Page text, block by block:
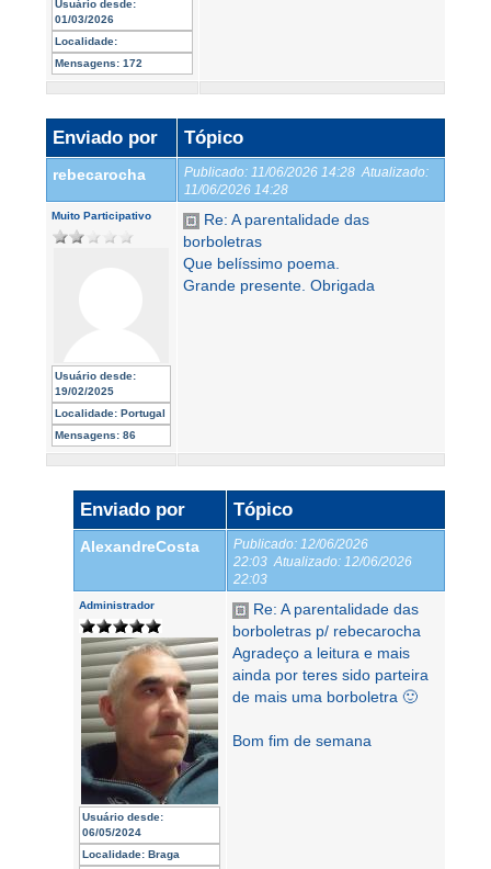
Usuário desde:
01/03/2026
Localidade:
Mensagens: 172
Enviado por Tópico
rebecarocha Publicado: 11/06/2026 14:28 Atualizado:
11/06/2026 14:28
Muito Participativo
Usuário desde:
19/02/2025
Localidade: Portugal
Mensagens: 86
Re: A parentalidade das
borboletras
Que belíssimo poema.
Grande presente. Obrigada
Enviado por Tópico
AlexandreCosta Publicado: 12/06/2026
22:03 Atualizado: 12/06/2026
22:03
Administrador
Usuário desde:
06/05/2024
Localidade: Braga
Re: A parentalidade das
borboletras p/ rebecarocha
Agradeço a leitura e mais
ainda por teres sido parteira
de mais uma borboletra 🙂
Bom fim de semana